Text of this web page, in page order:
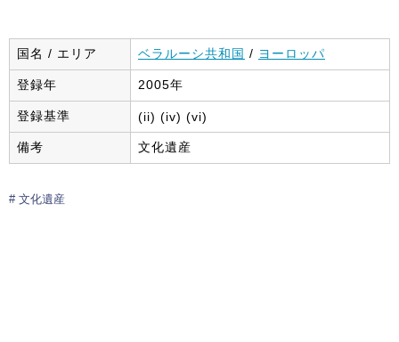
国名 / エリア ベラルーシ共和国 / ヨーロッパ
登録年 2005年
登録基準 (ii) (iv) (vi)
備考 文化遺産
文化遺産